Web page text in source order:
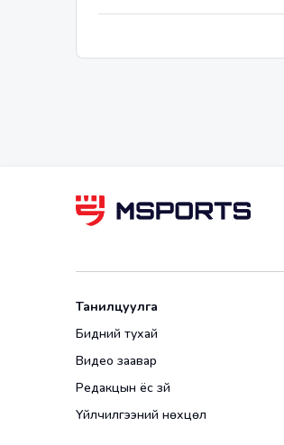
Танилцуулга
Бидний тухай
Видео заавар
Редакцын ёс зүй
Үйлчилгээний нөхцөл